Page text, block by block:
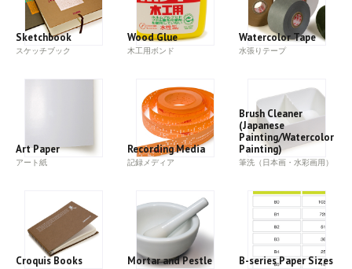
Sketchbook
スケッチブック
Wood Glue
木工用ボンド
Watercolor Tape
水張りテープ
Art Paper
アート紙
Recording Media
記録メディア
Brush Cleaner
(Japanese
Painting/Watercolor
Painting)
筆洗（日本画・水彩画用）
Croquis Books Mortar and Pestle B-series Paper Sizes